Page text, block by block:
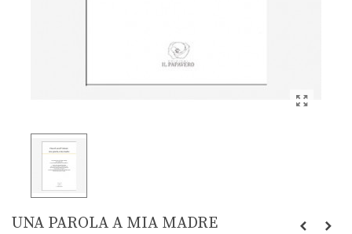
UNA PAROLA A MIA MADRE